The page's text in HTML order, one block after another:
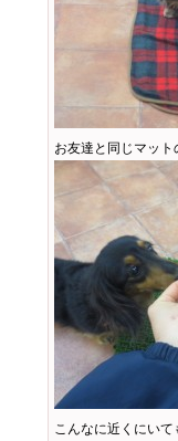
お友達と同じマッ
こんなに近くにい